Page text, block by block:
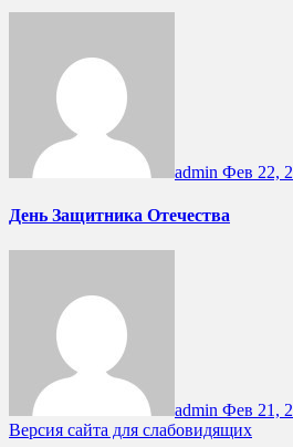
admin Фев 22,
День Защитника Отечества
admin Фев 21,
Версия сайта для слабовидящих